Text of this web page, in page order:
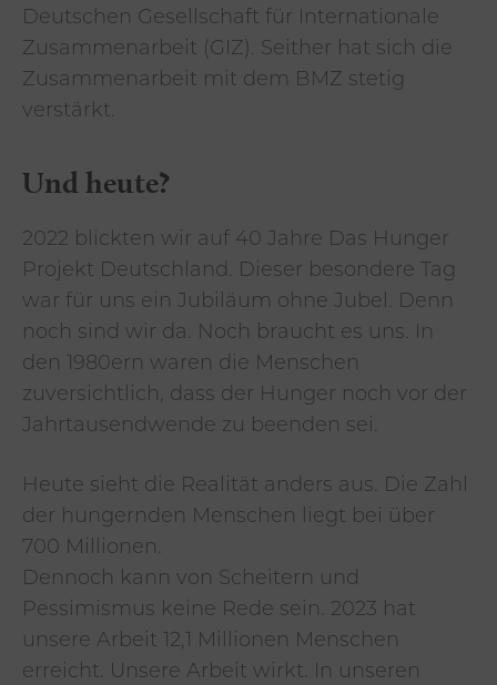
Deutschen Gesellschaft für Internationale
Zusammenarbeit (GIZ). Seither hat sich die
Zusammenarbeit mit dem BMZ stetig
verstärkt.
Und heute?
2022 blickten wir auf 40 Jahre Das Hunger
Projekt Deutschland. Dieser besondere Tag
war für uns ein Jubiläum ohne Jubel. Denn
noch sind wir da. Noch braucht es uns. In
den 1980ern waren die Menschen
zuversichtlich, dass der Hunger noch vor der
Jahrtausendwende zu beenden sei.
Heute sieht die Realität anders aus. Die Zahl
der hungernden Menschen liegt bei über
700 Millionen.
Dennoch kann von Scheitern und
Pessimismus keine Rede sein. 2023 hat
unsere Arbeit 12,1 Millionen Menschen
erreicht. Unsere Arbeit wirkt. In unseren